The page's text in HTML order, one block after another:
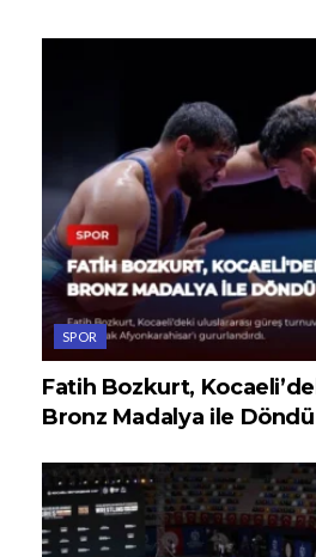
SPOR
Fatih Bozkurt,
Bronz Madalya ile Döndü